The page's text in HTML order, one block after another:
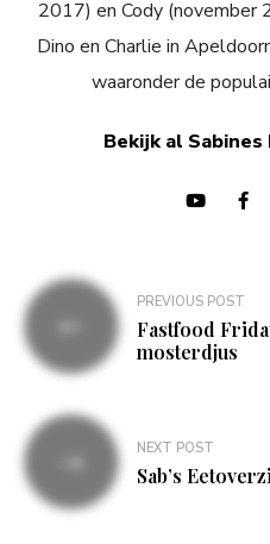
2017) en Cody (november
Dino en Charlie in
waaronder de
Bekijk al
Bericht
navigatie
PREVIOUS POST
Fastfood
mosterdjus
NEXT POST
Sab’s